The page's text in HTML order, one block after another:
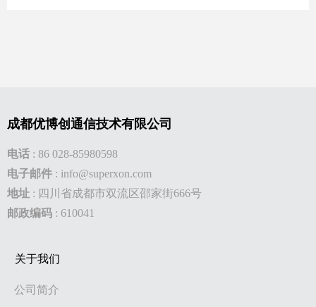
关于我们
公司简介
成都优博创通信技术有限公司
电话 : 86 028-85980598
电子邮件 : info@superxon.com
地址 : 四川省成都市双流区邵家街666号
邮政编码 : 610041